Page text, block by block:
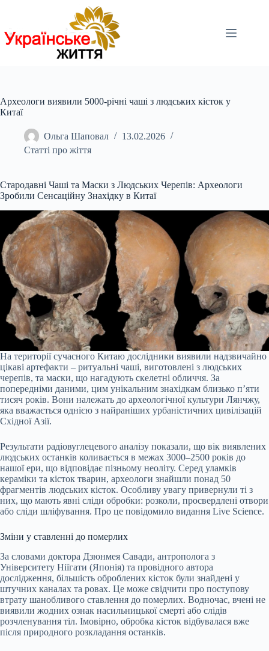
Археологи виявили 5000-річні чаші з людських кісток у
Китаї
Ольга Шаповал
13.02.2026
Статті про жіття
Стародавні Чаші та Маски з Людських Черепів: Археологи
Зробили Сенсаційну Знахідку в Китаї
На території сучасного Китаю дослідники виявили надзвичайно
цікаві артефакти – ритуальні чаші, виготовлені з людських
черепів, та маски, що нагадують скелетні обличчя. За
попередніми даними, цим унікальним знахідкам близько п’яти
тисяч років. Вони належать до археологічної культури Лянчжу,
яка вважається однією з найраніших урбаністичних цивілізацій
Східної Азії.
Результати радіовуглецевого аналізу показали, що вік виявлених
людських останків коливається в межах 3000–2500 років до
нашої ери, що відповідає пізньому неоліту. Серед уламків
кераміки та кісток тварин, археологи знайшли понад 50
фрагментів людських кісток. Особливу увагу привернули ті з
них, що мають явні сліди обробки: розколи, просвердлені отвори
або сліди шліфування. Про це повідомило видання Live Science.
Зміни у ставленні до померлих
За словами доктора Дзюнмея Савади, антрополога з
Університету Ніїгати (Японія) та провідного автора
дослідження, більшість оброблених кісток були знайдені у
штучних каналах та ровах. Це може свідчити про поступову
втрату шанобливого ставлення до померлих. Водночас, вчені не
виявили жодних ознак насильницької смерті або слідів
розчленування тіл. Імовірно, обробка кісток відбувалася вже
після природного розкладання останків.